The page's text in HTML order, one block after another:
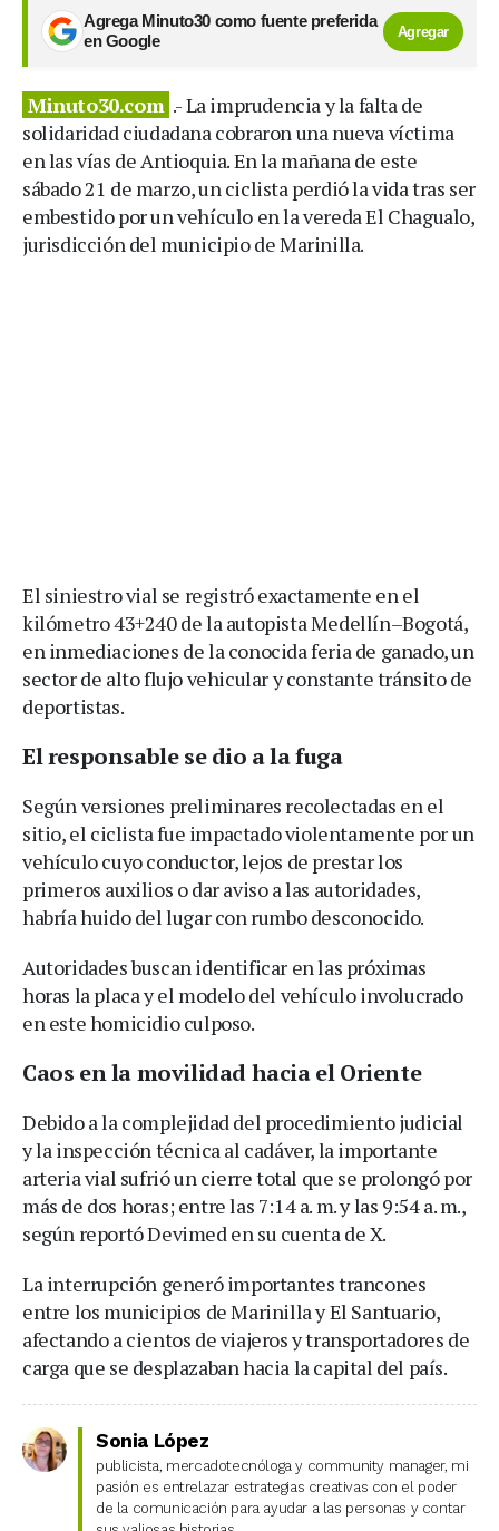
Agrega Minuto30 como fuente preferida
en Google
Agregar
Minuto30.com .- La imprudencia y la falta de
solidaridad ciudadana cobraron una nueva víctima
en las vías de Antioquia. En la mañana de este
sábado 21 de marzo, un ciclista perdió la vida tras ser
embestido por un vehículo en la vereda El Chagualo,
jurisdicción del municipio de Marinilla.
El siniestro vial se registró exactamente en el
kilómetro 43+240 de la autopista Medellín–Bogotá,
en inmediaciones de la conocida feria de ganado, un
sector de alto flujo vehicular y constante tránsito de
deportistas.
El responsable se dio a la fuga
Según versiones preliminares recolectadas en el
sitio, el ciclista fue impactado violentamente por un
vehículo cuyo conductor, lejos de prestar los
primeros auxilios o dar aviso a las autoridades,
habría huido del lugar con rumbo desconocido.
Autoridades buscan identificar en las próximas
horas la placa y el modelo del vehículo involucrado
en este homicidio culposo.
Caos en la movilidad hacia el Oriente
Debido a la complejidad del procedimiento judicial
y la inspección técnica al cadáver, la importante
arteria vial sufrió un cierre total que se prolongó por
más de dos horas; entre las 7:14 a. m. y las 9:54 a. m.,
según reportó Devimed en su cuenta de X.
La interrupción generó importantes trancones
entre los municipios de Marinilla y El Santuario,
afectando a cientos de viajeros y transportadores de
carga que se desplazaban hacia la capital del país.
Sonia López
publicista, mercadotecnóloga y community manager, mi
pasión es entrelazar estrategias creativas con el poder
de la comunicación para ayudar a las personas y contar